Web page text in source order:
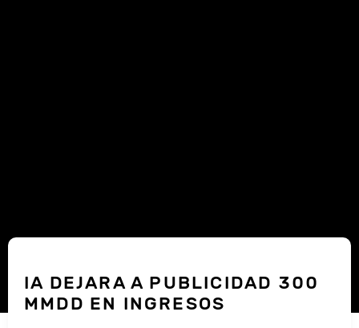
IA DEJARA A PUBLICIDAD 300
MMDD EN INGRESOS